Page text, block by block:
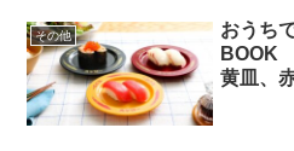
その他
おうち
BOOK
黄皿、